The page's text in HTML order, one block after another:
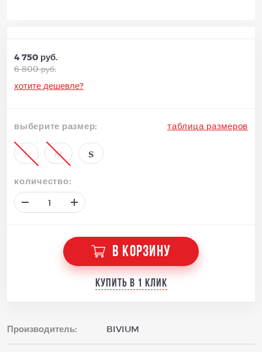
4 750 руб.
6 800 руб.
хотите дешевле?
выберите размер: таблица размеров
L M S
количество:
В КОРЗИНУ
Купить в 1 клик
Производитель: BIVIUM